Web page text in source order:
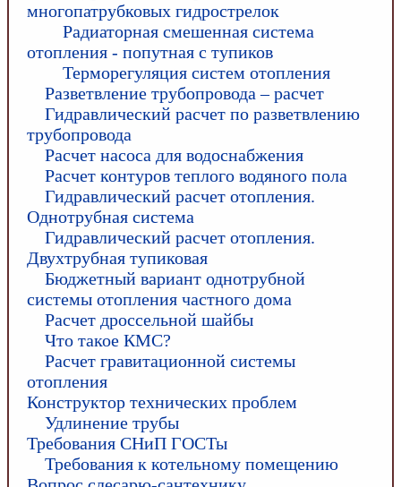
многопатрубковых гидрострелок
Радиаторная смешенная система
отопления - попутная с тупиков
Терморегуляция систем отопления
Разветвление трубопровода – расчет
Гидравлический расчет по разветвлению
трубопровода
Расчет насоса для водоснабжения
Расчет контуров теплого водяного пола
Гидравлический расчет отопления.
Однотрубная система
Гидравлический расчет отопления.
Двухтрубная тупиковая
Бюджетный вариант однотрубной
системы отопления частного дома
Расчет дроссельной шайбы
Что такое КМС?
Расчет гравитационной системы
отопления
Конструктор технических проблем
Удлинение трубы
Требования СНиП ГОСТы
Требования к котельному помещению